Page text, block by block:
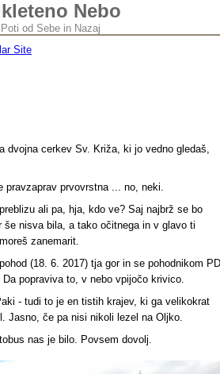
Nebo
Poti od Sebe in Nazaj
Site
dvojna cerkev Sv. Križa, ki jo vedno gledaš,
pravzaprav prvovrstna ... no, neki.
ali pa, hja, kdo ve? Saj najbrž se bo
še nisva bila, a tako očitnega in v glavo ti
zanemarit.
(18. 6. 2017) tja gor in se pohodnikom PD
popraviva to, v nebo vpijočo krivico.
- tudi to je en tistih krajev, ki ga velikokrat
Jasno, če pa nisi nikoli lezel na Oljko.
nas je bilo. Povsem dovolj.